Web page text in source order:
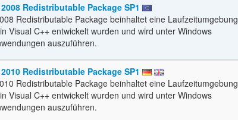
Redistributable Package SP1
Redistributable Package beinhaltet eine Laufzeitumgebung
Visual C++ entwickelt wurden und wird unter Windows
auszuführen.
Redistributable Package SP1
Redistributable Package beinhaltet eine Laufzeitumgebung
Visual C++ entwickelt wurden und wird unter Windows
auszuführen.